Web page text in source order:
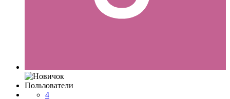
Пользователи
4